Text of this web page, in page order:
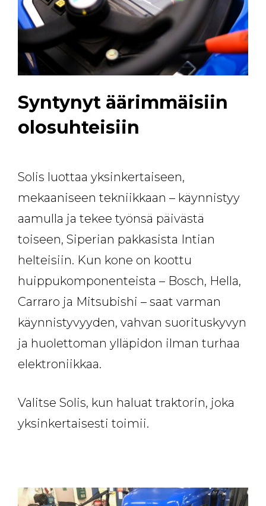
Syntynyt äärimmäisiin
olosuhteisiin
Solis luottaa yksinkertaiseen,
mekaaniseen tekniikkaan – käynnistyy
aamulla ja tekee työnsä päivästä
toiseen, Siperian pakkasista Intian
helteisiin. Kun kone on koottu
huippukomponenteista – Bosch, Hella,
Carraro ja Mitsubishi – saat varman
käynnistyvyyden, vahvan suorituskyvyn
ja huolettoman ylläpidon ilman turhaa
elektroniikkaa.
Valitse Solis, kun haluat traktorin, joka
yksinkertaisesti toimii.